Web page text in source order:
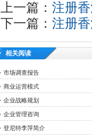
上一篇： 注册
下一篇： 注册
相关阅读
市场调查报告
商业运营模式
企业战略规划
企业管理咨询
登尼特李萍简介